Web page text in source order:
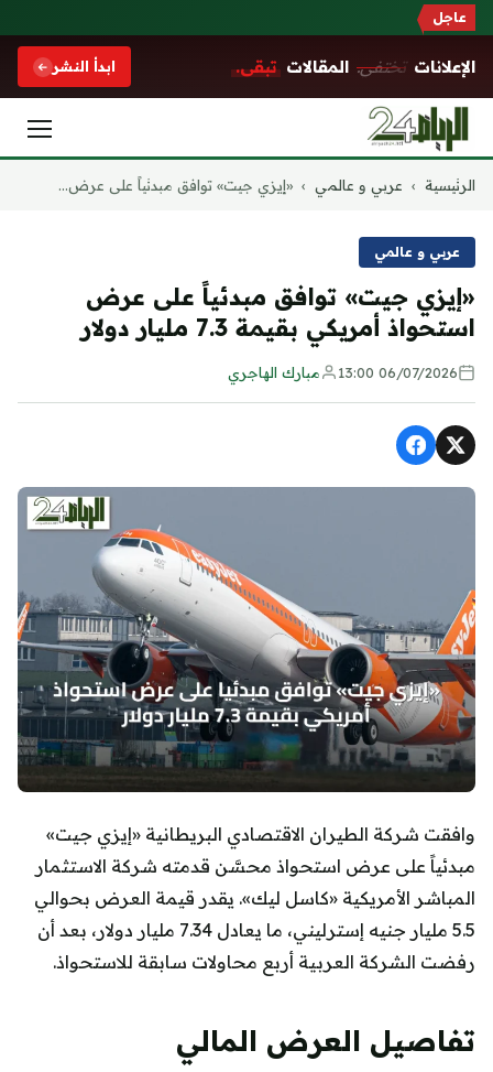
عاجل
الإعلانات تختفي. المقالات تبقى. ابدأ النشر
التجاوز
الرئيسية › عربي و عالمي › «إيزي جيت» توافق مبدئياً على عرض...
عربي و عالمي
«إيزي جيت» توافق مبدئياً على عرض
استحواذ أمريكي بقيمة 7.3 مليار دولار
06/07/2026 13:00 مبارك الهاجري
وافقت شركة الطيران الاقتصادي البريطانية «إيزي جيت»
مبدئياً على عرض استحواذ محسَّن قدمته شركة الاستثمار
المباشر الأمريكية «كاسل ليك». يقدر قيمة العرض بحوالي
5.5 مليار جنيه إسترليني، ما يعادل 7.34 مليار دولار، بعد أن
رفضت الشركة العربية أربع محاولات سابقة للاستحواذ.
تفاصيل العرض المالي